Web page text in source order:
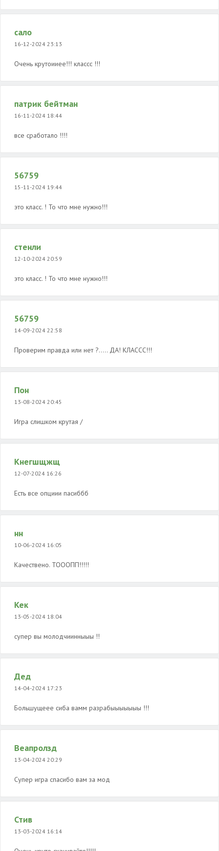
сало
16-12-2024 23:13
Очень крутоииее!!! классс !!!
патрик бейтман
16-11-2024 18:44
все сработало !!!!
56759
15-11-2024 19:44
это класс. ! То что мне нужно!!!
стенли
12-10-2024 20:59
это класс. ! То что мне нужно!!!
56759
14-09-2024 22:58
Проверим правда или нет ?..... ДА! КЛАССС!!!
Пон
13-08-2024 20:45
Игра слишком крутая /
Кнегшщжщ
12-07-2024 16:26
Есть все опциии пасиббб
нн
10-06-2024 16:05
Качествено. ТОООПП!!!!!
Кек
13-05-2024 18:04
супер вы молодчиинныыы !!
Дед
14-04-2024 17:23
Большущеее сиба вамм разрабыыыыыыы !!!
Веапролзд
13-04-2024 20:29
Супер игра спасибо вам за мод
Стив
13-03-2024 16:14